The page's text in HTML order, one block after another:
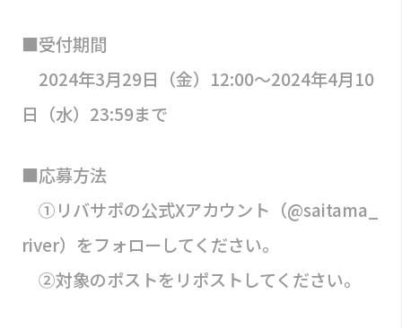
■受付期間
2024年3月29日（金）12:00～2024年4月10
日（水）23:59まで
■応募方法
①リバサポの公式Xアカウント（@saitama_
river）をフォローしてください。
②対象のポストをリポストしてください。